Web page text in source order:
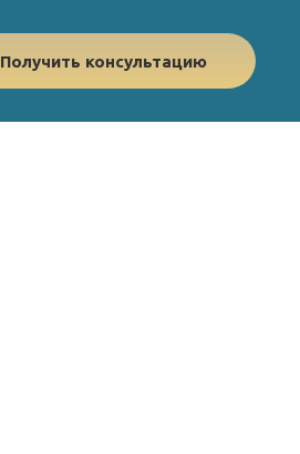
Получить консультацию